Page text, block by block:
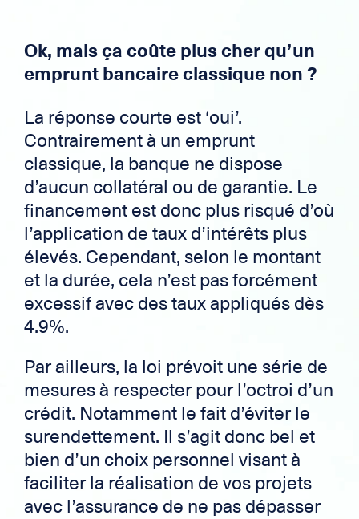
Ok, mais ça coûte plus cher qu’un
emprunt bancaire classique non ?
La réponse courte est ‘oui’.
Contrairement à un emprunt
classique, la banque ne dispose
d’aucun collatéral ou de garantie. Le
financement est donc plus risqué d’où
l’application de taux d’intérêts plus
élevés. Cependant, selon le montant
et la durée, cela n’est pas forcément
excessif avec des taux appliqués dès
4.9%.
Par ailleurs, la loi prévoit une série de
mesures à respecter pour l’octroi d’un
crédit. Notamment le fait d’éviter le
surendettement. Il s’agit donc bel et
bien d’un choix personnel visant à
faciliter la réalisation de vos projets
avec l’assurance de ne pas dépasser